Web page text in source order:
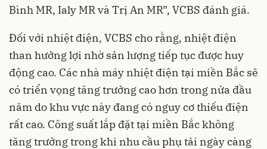
Bình MR, Ialy MR và Trị An MR”, VCBS đánh giá.
Đối với nhiệt điện, VCBS cho rằng, nhiệt điện
than hưởng lợi nhờ sản lượng tiếp tục được huy
động cao. Các nhà máy nhiệt điện tại miền Bắc sẽ
có triển vọng tăng trưởng cao hơn trong nửa đầu
năm do khu vực này đang có nguy cơ thiếu điện
rất cao. Công suất lắp đặt tại miền Bắc không
tăng trưởng trong khi nhu cầu phụ tải ngày càng